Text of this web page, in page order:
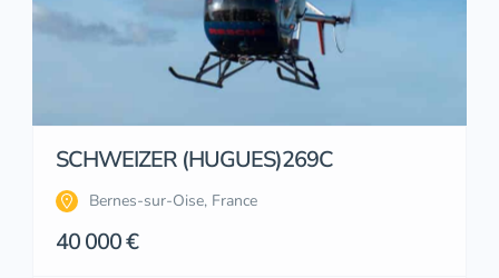
SCHWEIZER (HUGUES)269C
Bernes-sur-Oise, France
40 000 €